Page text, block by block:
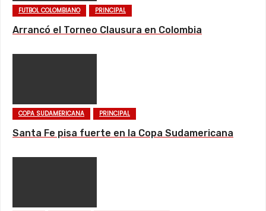
FUTBOL COLOMBIANO PRINCIPAL
Arrancó el Torneo Clausura en Colombia
COPA SUDAMERICANA PRINCIPAL
Santa Fe pisa fuerte en la Copa Sudamericana